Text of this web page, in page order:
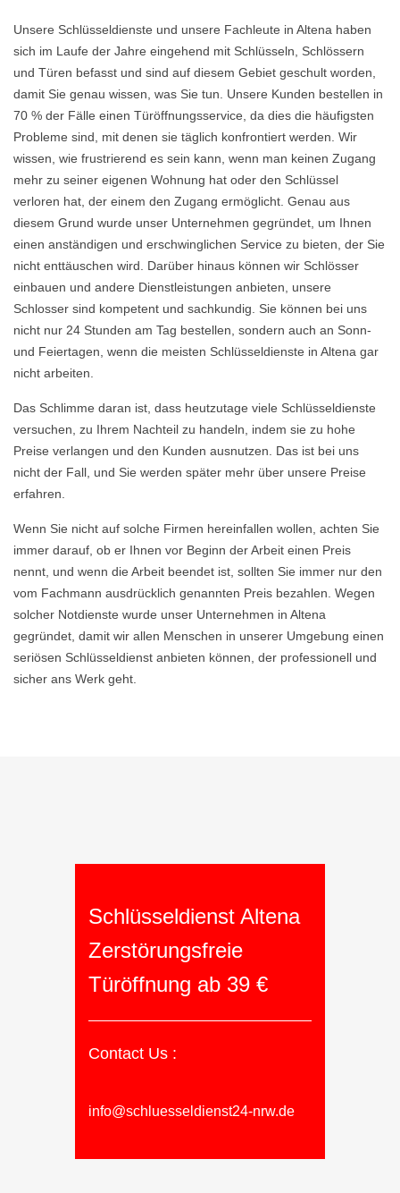
Unsere Schlüsseldienste und unsere Fachleute in Altena haben
sich im Laufe der Jahre eingehend mit Schlüsseln, Schlössern
und Türen befasst und sind auf diesem Gebiet geschult worden,
damit Sie genau wissen, was Sie tun. Unsere Kunden bestellen in
70 % der Fälle einen Türöffnungsservice, da dies die häufigsten
Probleme sind, mit denen sie täglich konfrontiert werden. Wir
wissen, wie frustrierend es sein kann, wenn man keinen Zugang
mehr zu seiner eigenen Wohnung hat oder den Schlüssel
verloren hat, der einem den Zugang ermöglicht. Genau aus
diesem Grund wurde unser Unternehmen gegründet, um Ihnen
einen anständigen und erschwinglichen Service zu bieten, der Sie
nicht enttäuschen wird. Darüber hinaus können wir Schlösser
einbauen und andere Dienstleistungen anbieten, unsere
Schlosser sind kompetent und sachkundig. Sie können bei uns
nicht nur 24 Stunden am Tag bestellen, sondern auch an Sonn-
und Feiertagen, wenn die meisten Schlüsseldienste in Altena gar
nicht arbeiten.
Das Schlimme daran ist, dass heutzutage viele Schlüsseldienste
versuchen, zu Ihrem Nachteil zu handeln, indem sie zu hohe
Preise verlangen und den Kunden ausnutzen. Das ist bei uns
nicht der Fall, und Sie werden später mehr über unsere Preise
erfahren.
Wenn Sie nicht auf solche Firmen hereinfallen wollen, achten Sie
immer darauf, ob er Ihnen vor Beginn der Arbeit einen Preis
nennt, und wenn die Arbeit beendet ist, sollten Sie immer nur den
vom Fachmann ausdrücklich genannten Preis bezahlen. Wegen
solcher Notdienste wurde unser Unternehmen in Altena
gegründet, damit wir allen Menschen in unserer Umgebung einen
seriösen Schlüsseldienst anbieten können, der professionell und
sicher ans Werk geht.
Schlüsseldienst Altena
Zerstörungsfreie
Türöffnung ab 39 €
Contact Us :
info@schluesseldienst24-nrw.de